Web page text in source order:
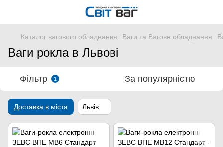
Каталог вагового обладнання Ваги та Вагове обладнання
Ваги рокла в Львові
Фільтр 1 За популярністю
Доставка в міста Львів